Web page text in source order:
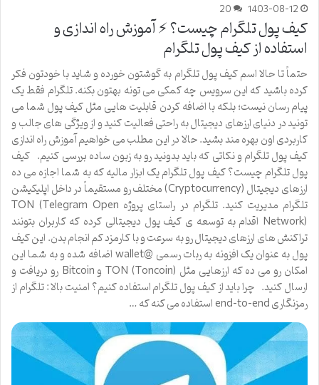
1403-08-12
20
کیف پول تلگرام چیست؟ ⚡ آموزش راه اندازی و
استفاده از کیف پول تلگرام
حتماً تا حالا اسم کیف پول تلگرام به گوشتون خورده و شاید با خودتون فکر
کرده باشید که این سرویس چه کمکی می تونه بهتون بکنه. تلگرام فقط یک
پیام رسان نیست؛ بلکه با اضافه کردن قابلیت هایی مثل کیف پول شما می
تونید در دنیای ارزهای دیجیتال به راحتی فعالیت کنید و از ویژگی های جالب و
کاربردی اون بهره مند بشید. حالا در این مطلب می خواهیم آموزش راه اندازی
کیف پول تلگرام و نکاتی که باید بدونید رو به زبون ساده بررسی کنیم. کیف
پول تلگرام چیست؟ کیف پول تلگرام یک ابزار مالیه که به شما اجازه می ده
ارزهای دیجیتال (Cryptocurrency) مختلف رو مستقیماً در داخل اپلیکیشن
تلگرام مدیریت کنید. تلگرام در راستای پروژه TON (Telegram Open
Network) اقدام به توسعه ی کیف پول دیجیتالی کرده که کاربران بتونند
تراکنش های ارزهای دیجیتال رو به سرعت و با کارمزد کم انجام بدن. این کیف
پول به عنوان یک افزونه به ربات رسمی @wallet اضافه شده و به شما این
امکان رو می ده که ارزهایی مثل TON (Toncoin) و Bitcoin رو دریافت و
ارسال کنید. چرا باید از کیف پول تلگرام استفاده کنیم؟ امنیت بالا : تلگرام از
رمزنگاری end-to-end استفاده می کنه که …